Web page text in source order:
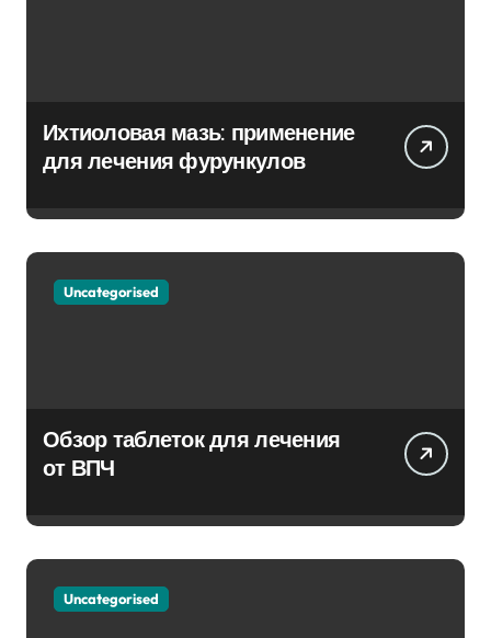
Ихтиоловая мазь: применение
для лечения фурункулов
Uncategorised
Обзор таблеток для лечения
от ВПЧ
Uncategorised